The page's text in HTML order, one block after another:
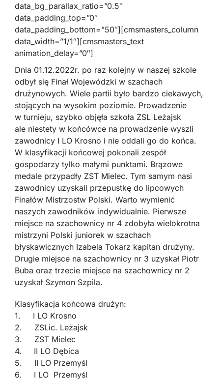
data_bg_parallax_ratio=”0.5″
data_padding_top=”0″
data_padding_bottom=”50″][cmsmasters_column
data_width=”1/1″][cmsmasters_text
animation_delay=”0″]
Dnia 01.12.2022r. po raz kolejny w naszej szkole
odbył się Finał Wojewódzki w szachach
drużynowych. Wiele partii było bardzo ciekawych,
stojących na wysokim poziomie. Prowadzenie
w turnieju, szybko objęła szkoła ZSL Leżajsk
ale niestety w końcówce na prowadzenie wyszli
zawodnicy I LO Krosno i nie oddali go do końca.
W klasyfikacji końcowej pokonali zespół
gospodarzy tylko małymi punktami. Brązowe
medale przypadły ZST Mielec. Tym samym nasi
zawodnicy uzyskali przepustkę do lipcowych
Finałów Mistrzostw Polski. Warto wymienić
naszych zawodników indywidualnie. Pierwsze
miejsce na szachownicy nr 4 zdobyła wielokrotna
mistrzyni Polski juniorek w szachach
błyskawicznych Izabela Tokarz kapitan drużyny.
Drugie miejsce na szachownicy nr 3 uzyskał Piotr
Buba oraz trzecie miejsce na szachownicy nr 2
uzyskał Szymon Szpila.
Klasyfikacja końcowa drużyn:
1. I LO Krosno
2. ZSLic. Leżajsk
3. ZST Mielec
4. II LO Dębica
5. II LO Przemyśl
6. I LO Przemyśl